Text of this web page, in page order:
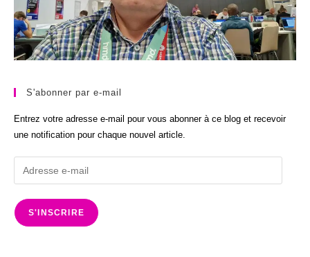
S'abonner par e-mail
Entrez votre adresse e-mail pour vous abonner à ce blog et recevoir
une notification pour chaque nouvel article.
e-
mail
S'INSCRIRE